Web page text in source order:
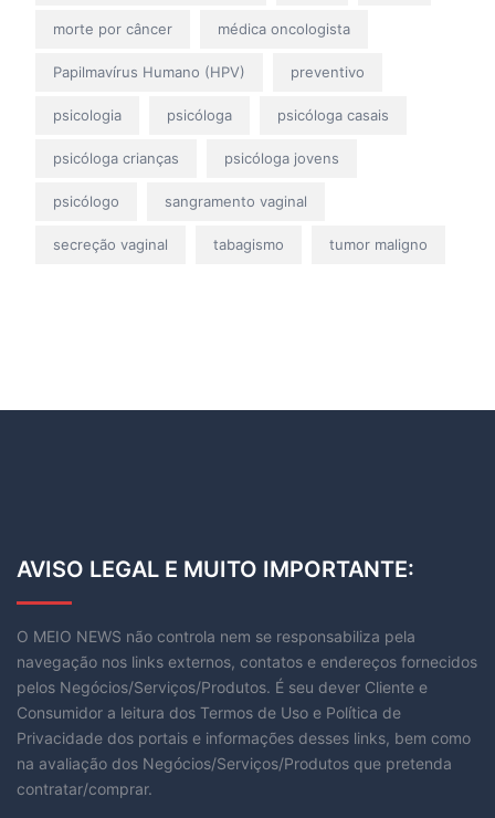
morte por câncer médica oncologista
Papilmavírus Humano (HPV) preventivo
psicologia psicóloga psicóloga casais
psicóloga crianças psicóloga jovens
psicólogo sangramento vaginal
secreção vaginal tabagismo tumor maligno
AVISO LEGAL E MUITO IMPORTANTE:
O MEIO NEWS não controla nem se responsabiliza pela
navegação nos links externos, contatos e endereços fornecidos
pelos Negócios/Serviços/Produtos. É seu dever Cliente e
Consumidor a leitura dos Termos de Uso e Política de
Privacidade dos portais e informações desses links, bem como
na avaliação dos Negócios/Serviços/Produtos que pretenda
contratar/comprar.